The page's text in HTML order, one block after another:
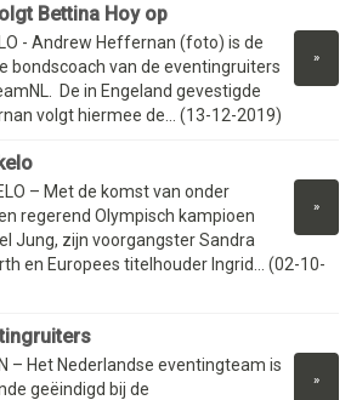
Bettina Hoy op
»
- Andrew Heffernan (foto) is de
bondscoach van de eventingruiters
De in Engeland gevestigde
volgt hiermee de... (13-12-2019)
»
– Met de komst van onder
regerend Olympisch kampioen
Jung, zijn voorgangster Sandra
en Europees titelhouder Ingrid... (02-10-
»
– Het Nederlandse eventingteam is
geëindigd bij de